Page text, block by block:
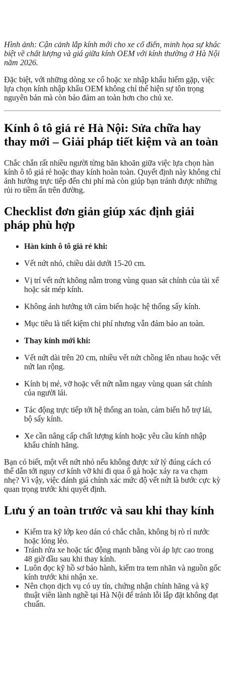
Hình ảnh: Cận cảnh lắp kính mới cho xe cổ điển, minh họa sự khác
biệt về chất lượng và giá giữa kính OEM với kính thường ở Hà Nội
năm 2026.
Đặc biệt, với những dòng xe cổ hoặc xe nhập khẩu hiếm gặp, việc
lựa chọn kính nhập khẩu OEM không chỉ thể hiện sự tôn trọng
nguyên bản mà còn bảo đảm an toàn hơn cho chủ xe.
Kính ô tô giá rẻ Hà Nội: Sửa chữa hay
thay mới – Giải pháp tiết kiệm và an toàn
Chắc chắn rất nhiều người từng băn khoăn giữa việc lựa chọn hàn
kính ô tô giá rẻ hoặc thay kính hoàn toàn. Quyết định này không chỉ
ảnh hưởng trực tiếp đến chi phí mà còn giúp bạn tránh được những
rủi ro tiềm ẩn trên đường.
Checklist đơn giản giúp xác định giải
pháp phù hợp
Hàn kính ô tô giá rẻ khi:
Vết nứt nhỏ, chiều dài dưới 15-20 cm.
Vị trí vết nứt không nằm trong vùng quan sát chính của tài xế
hoặc sát mép kính.
Không ảnh hưởng tới cảm biến hoặc hệ thống sấy kính.
Mục tiêu là tiết kiệm chi phí nhưng vẫn đảm bảo an toàn.
Thay kính mới khi:
Vết nứt dài trên 20 cm, nhiều vết nứt chồng lên nhau hoặc vết
nứt lan rộng.
Kính bị mẻ, vỡ hoặc vết nứt nằm ngay vùng quan sát chính
của người lái.
Tác động trực tiếp tới hệ thống an toàn, cảm biến hỗ trợ lái,
bộ sấy kính.
Xe cần nâng cấp chất lượng kính hoặc yêu cầu kính nhập
khẩu chính hãng.
Bạn có biết, một vết nứt nhỏ nếu không được xử lý đúng cách có
thể dẫn tới nguy cơ kính vỡ khi đi qua ổ gà hoặc xảy ra va chạm
nhẹ? Vì vậy, việc đánh giá chính xác mức độ vết nứt là bước cực kỳ
quan trọng trước khi quyết định.
Lưu ý an toàn trước và sau khi thay kính
Kiểm tra kỹ lớp keo dán có chắc chắn, không bị rò rỉ nước
hoặc lỏng lẻo.
Tránh rửa xe hoặc tác động mạnh bằng vòi áp lực cao trong
48 giờ đầu sau khi thay kính.
Luôn đọc kỹ hồ sơ bảo hành, kiểm tra tem nhãn và nguồn gốc
kính trước khi nhận xe.
Nên chọn dịch vụ có uy tín, chứng nhận chính hãng và kỹ
thuật viên lành nghề tại Hà Nội để tránh lỗi lắp đặt không đạt
chuẩn.